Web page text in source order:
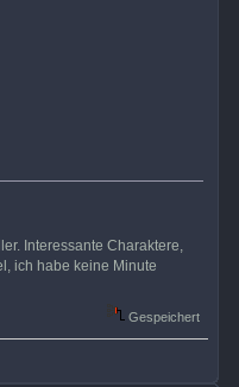
Interessante Charaktere,
ich habe keine Minute
Gespeichert